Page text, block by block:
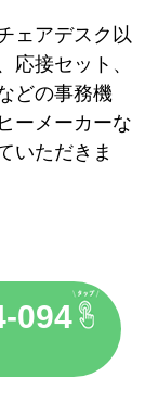
ェアデスク以
応接セット、
どの事務機
ーメーカーな
いただきま
094